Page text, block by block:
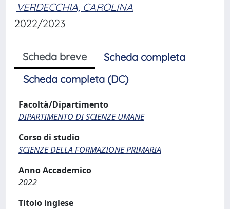
VERDECCHIA, CAROLINA
2022/2023
Scheda breve
Scheda completa
Scheda completa (DC)
Facoltà/Dipartimento
DIPARTIMENTO DI SCIENZE UMANE
Corso di studio
SCIENZE DELLA FORMAZIONE PRIMARIA
Anno Accademico
2022
Titolo inglese